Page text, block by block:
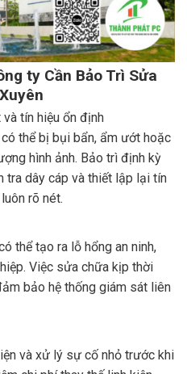
ty Cần Bảo Trì Sửa
tín hiệu ổn định
thể bị bụi bẩn, ẩm ướt hoặc
hình ảnh. Bảo trì định kỳ
tra dây cáp và thiết lập lại tín
rõ nét.
thể tạo ra lỗ hổng an ninh,
Việc sửa chữa kịp thời
bảo hệ thống giám sát liên
và xử lý sự cố nhỏ trước khi